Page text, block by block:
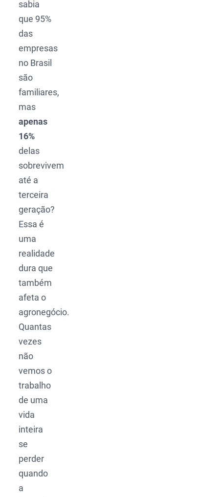
sabia
que 95%
das
empresas
no Brasil
são
familiares,
mas
apenas
16%
delas
sobrevivem
até a
terceira
geração?
Essa é
uma
realidade
dura que
também
afeta o
agronegócio.
Quantas
vezes
não
vemos o
trabalho
de uma
vida
inteira
se
perder
quando
a